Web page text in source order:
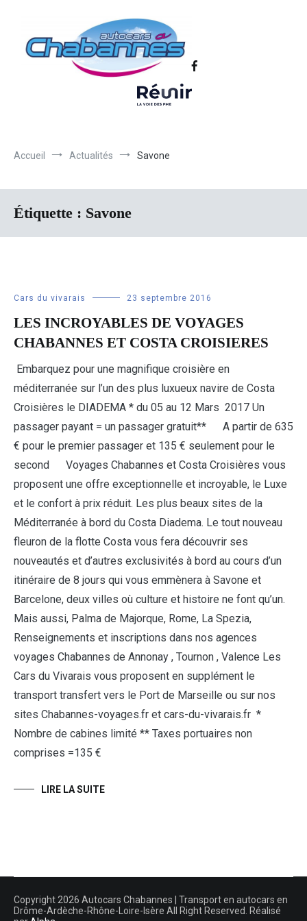
Autocars Chabannes | Transport en
Transport scolaire, Transports de personnel en Drôme Ardèche,
Transport touristique France et Europe
Accueil Actualités Savone
Étiquette : Savone
Cars du vivarais 23 septembre 2016
LES INCROYABLES DE VOYAGES
CHABANNES ET COSTA CROISIERES
Embarquez pour une magnifique croisière en
méditerranée sur l’un des plus luxueux navire de Costa
Croisières le DIADEMA * du 05 au 12 Mars 2017 Un
passager payant = un passager gratuit** A partir de 635
€ pour le premier passager et 135 € seulement pour le
second Voyages Chabannes et Costa Croisières vous
proposent une offre exceptionnelle et incroyable, le Luxe
et le confort à prix réduit. Les plus beaux sites de la
Méditerranée à bord du Costa Diadema. Le tout nouveau
fleuron de la flotte Costa vous fera découvrir ses
nouveautés et d’autres exclusivités à bord au cours d’un
itinéraire de 8 jours qui vous emmènera à Savone et
Barcelone, deux villes où culture et histoire ne font qu’un.
Mais aussi, Palma de Majorque, Rome, La Spezia,
Renseignements et inscriptions dans nos agences
voyages Chabannes de Annonay , Tournon , Valence Les
Cars du Vivarais vous proposent en supplément le
transport transfert vers le Port de Marseille ou sur nos
sites Chabannes-voyages.fr et cars-du-vivarais.fr *
Nombre de cabines limité ** Taxes portuaires non
comprises =135 €
LIRE LA SUITE
Copyright 2026 Autocars Chabannes | Transport en autocars en
Drôme-Ardèche-Rhône-Loire-Isère All Right Reserved. Réalisé